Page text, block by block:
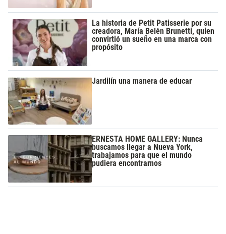
La historia de Petit Patisserie por su
creadora, María Belén Brunetti, quien
convirtió un sueño en una marca con
propósito
Jardilín una manera de educar
ERNESTA HOME GALLERY: Nunca
buscamos llegar a Nueva York,
trabajamos para que el mundo
pudiera encontrarnos